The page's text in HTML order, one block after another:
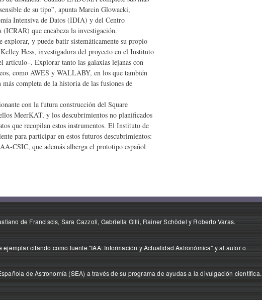
de su tipo”, apunta Marcin Glowacki,
Intensiva de Datos (IDIA) y del Centro
que encabeza la investigación.
y puede batir sistemáticamente su propio
Hess, investigadora del proyecto en el Instituto
Explorar tanto las galaxias lejanas con
como AWES y WALLABY, en los que también
completa de la historia de las fusiones de
con la futura construcción del Square
MeerKAT, y los descubrimientos no planificados
que recopilan estos instrumentos. El Instituto de
para participar en estos futuros descubrimientos:
CSIC, que además alberga el prototipo español
de Franciscis, Sara Cazzoli, Gabriella Gilli, Rainer Schödel y Roberto Varas.
citando como fuente "IAA: Información y Actualidad Astronómica" y al autor o
de Astronomía (SEA) a través de su programa de ayudas a la divulgación científica.